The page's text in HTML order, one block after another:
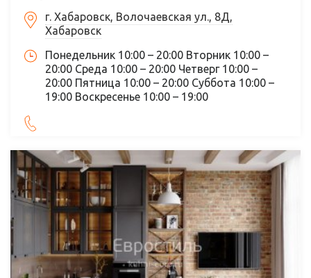
г. Хабаровск, Волочаевская ул., 8Д,
Хабаровск
Понедельник 10:00 – 20:00 Вторник 10:00 –
20:00 Среда 10:00 – 20:00 Четверг 10:00 –
20:00 Пятница 10:00 – 20:00 Суббота 10:00 –
19:00 Воскресенье 10:00 – 19:00